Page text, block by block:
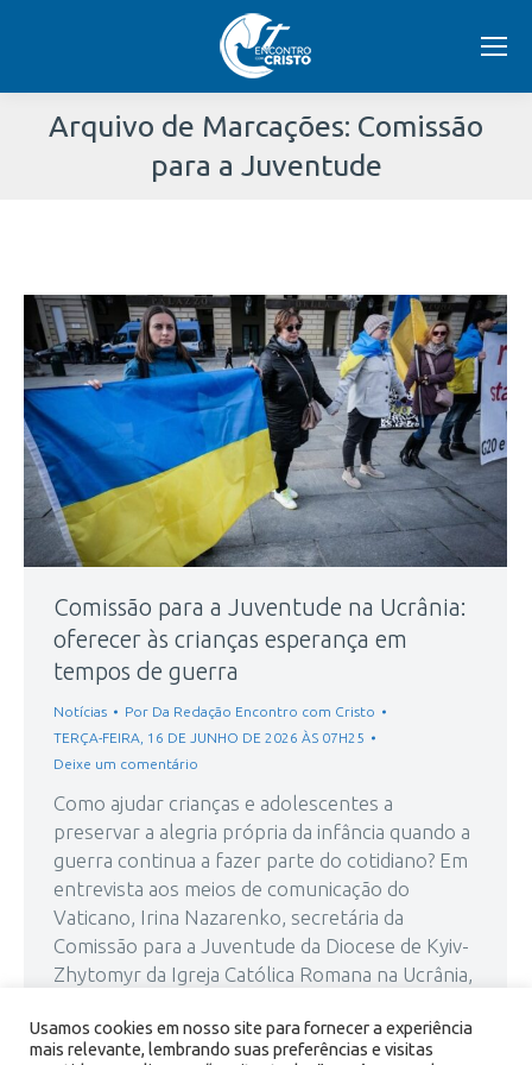
Arquivo de Marcações: Comissão
para a Juventude
aqui:
Comissão para a Juventude na Ucrânia:
oferecer às crianças esperança em
tempos de guerra
Notícias Por Da Redação Encontro com Cristo
TERÇA-FEIRA, 16 DE JUNHO DE 2026 ÀS 07H25
Deixe um comentário
Como ajudar crianças e adolescentes a
preservar a alegria própria da infância quando a
guerra continua a fazer parte do cotidiano? Em
entrevista aos meios de comunicação do
Vaticano, Irina Nazarenko, secretária da
Comissão para a Juventude da Diocese de Kyiv-
Zhytomyr da Igreja Católica Romana na Ucrânia,
dos católicos…
Usamos cookies em nosso site para fornecer a experiência
mais relevante, lembrando suas preferências e visitas